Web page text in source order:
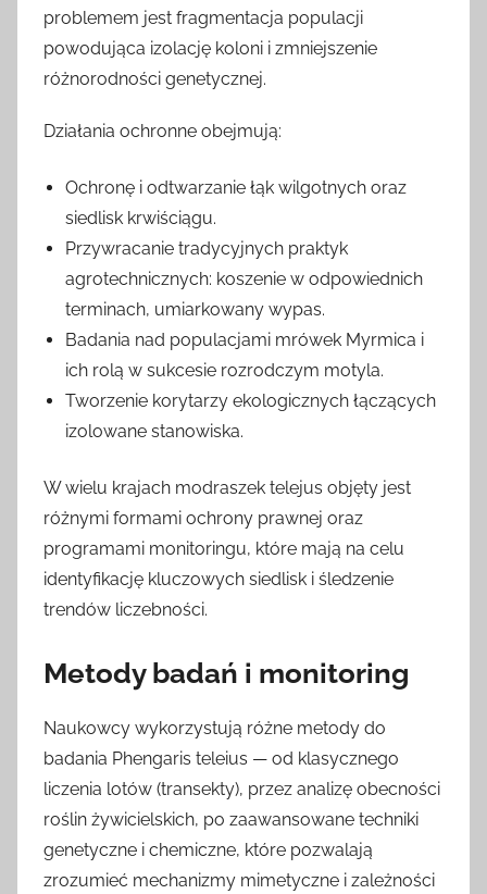
problemem jest fragmentacja populacji
powodująca izolację koloni i zmniejszenie
różnorodności genetycznej.
Działania ochronne obejmują:
Ochronę i odtwarzanie łąk wilgotnych oraz
siedlisk krwiściągu.
Przywracanie tradycyjnych praktyk
agrotechnicznych: koszenie w odpowiednich
terminach, umiarkowany wypas.
Badania nad populacjami mrówek Myrmica i
ich rolą w sukcesie rozrodczym motyla.
Tworzenie korytarzy ekologicznych łączących
izolowane stanowiska.
W wielu krajach modraszek telejus objęty jest
różnymi formami ochrony prawnej oraz
programami monitoringu, które mają na celu
identyfikację kluczowych siedlisk i śledzenie
trendów liczebności.
Metody badań i monitoring
Naukowcy wykorzystują różne metody do
badania Phengaris teleius — od klasycznego
liczenia lotów (transekty), przez analizę obecności
roślin żywicielskich, po zaawansowane techniki
genetyczne i chemiczne, które pozwalają
zrozumieć mechanizmy mimetyczne i zależności